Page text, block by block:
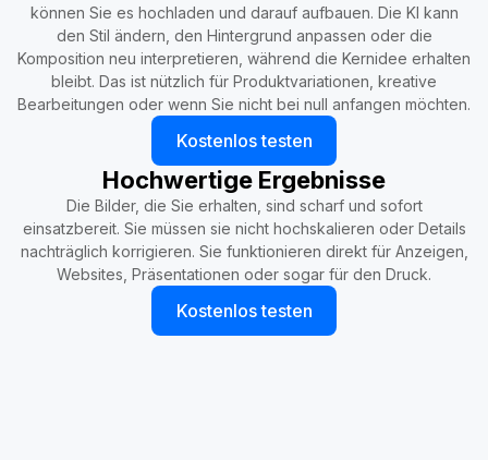
können Sie es hochladen und darauf aufbauen. Die KI kann
den Stil ändern, den Hintergrund anpassen oder die
Komposition neu interpretieren, während die Kernidee erhalten
bleibt. Das ist nützlich für Produktvariationen, kreative
Bearbeitungen oder wenn Sie nicht bei null anfangen möchten.
Kostenlos testen
Hochwertige Ergebnisse
Die Bilder, die Sie erhalten, sind scharf und sofort
einsatzbereit. Sie müssen sie nicht hochskalieren oder Details
nachträglich korrigieren. Sie funktionieren direkt für Anzeigen,
Websites, Präsentationen oder sogar für den Druck.
Kostenlos testen